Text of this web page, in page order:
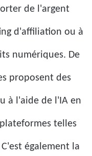
de l'argent
d'affiliation ou à
numériques. De
proposent des
à l'aide de l'IA en
telles
C'est également la